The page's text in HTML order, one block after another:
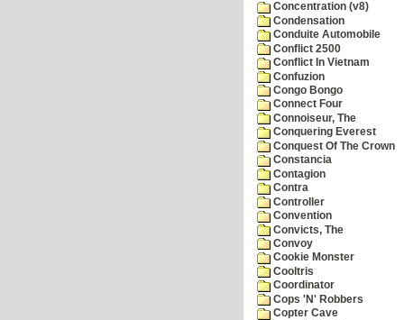
Concentration (v8)
Condensation
Conduite Automobile
Conflict 2500
Conflict In Vietnam
Confuzion
Congo Bongo
Connect Four
Connoiseur, The
Conquering Everest
Conquest Of The Crown
Constancia
Contagion
Contra
Controller
Convention
Convicts, The
Convoy
Cookie Monster
Cooltris
Coordinator
Cops 'N' Robbers
Copter Cave